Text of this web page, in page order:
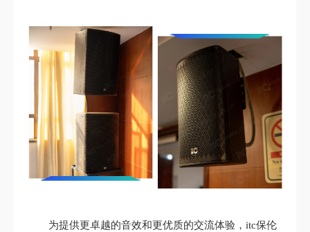
为提供更卓越的音效和更优质的交流体验，itc保伦